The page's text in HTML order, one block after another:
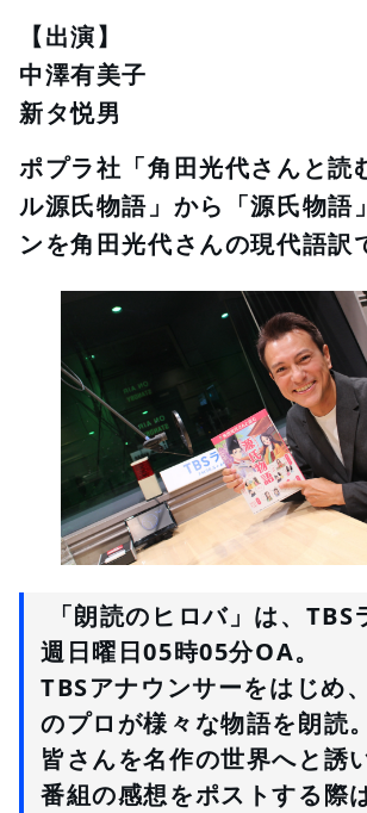
【出演】
中澤有美子
新タ悦男
ポプラ社「角田光代さんと読
ル源氏物語」から「源氏物語
ンを角田光代さんの現代語訳
「朗読のヒロバ」は、TBS
週日曜日05時05分OA。
TBSアナウンサーをはじめ
のプロが様々な物語を朗読。
皆さんを名作の世界へと誘
番組の感想をポストする際